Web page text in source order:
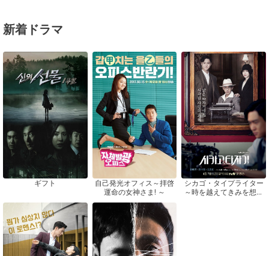
新着ドラマ
ギフト
自己発光オフィス～拝啓
運命の女神さま! ～
シカゴ・タイプライター
～時を越えてきみを想う